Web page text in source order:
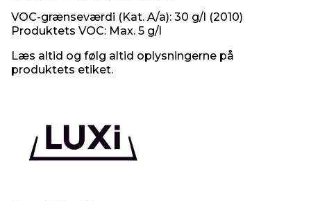
VOC-grænseværdi (Kat. A/a): 30 g/l (2010)
Produktets VOC: Max. 5 g/l
Læs altid og følg altid oplysningerne på
produktets etiket.